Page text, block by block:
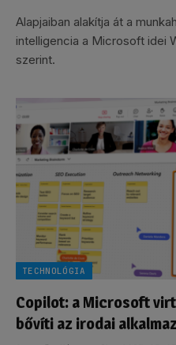
Alapjaiban alakítja át a
intelligencia a Microsoft idei
szerint.
TECHNOLÓGIA
Copilot: a Microsoft
bővíti az irodai